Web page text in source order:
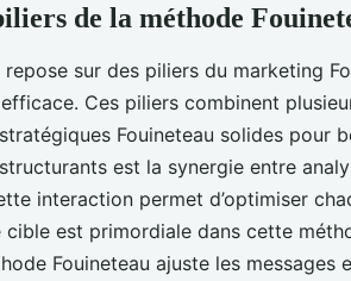
de la méthode
sur des piliers du marketing
Ces piliers combinent
Fouineteau solides pour
structurants est la synergie entre
interaction permet d’optimiser
cible est primordiale dans cette
Fouineteau ajuste les messages